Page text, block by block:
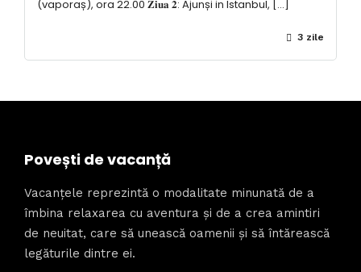
(vaporaș), ora 22.00 𝐙𝐢𝐮𝐚 𝟐: Ajunși in Istanbul, […]
3 zile
Povești de vacanță
Vacanțele reprezintă o modalitate minunată de a
îmbina relaxarea cu aventura și de a crea amintiri
de neuitat, care să unească oamenii și să întărească
legăturile dintre ei.